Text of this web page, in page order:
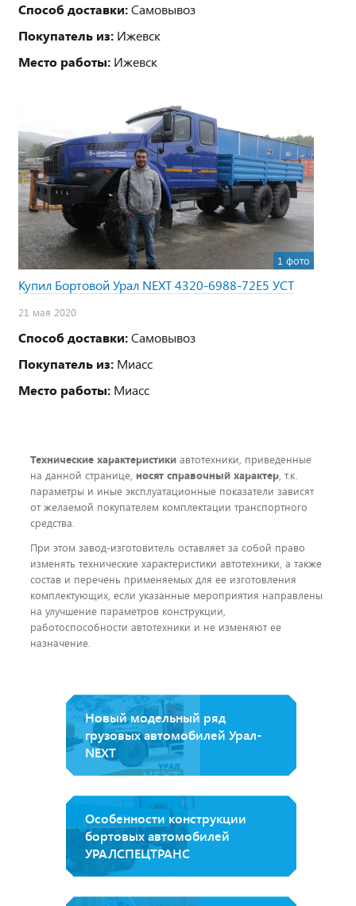
Способ доставки:Самовывоз
Покупатель из: Ижевск
Место работы: Ижевск
1 фото
Купил Бортовой Урал NEXT 4320-6988-72Е5 УСТ
21 мая 2020
Способ доставки:Самовывоз
Покупатель из: Миасс
Место работы: Миасс
Технические характеристики автотехники, приведенные
на данной странице, носят справочный характер, т.к.
параметры и иные эксплуатационные показатели зависят
от желаемой покупателем комплектации транспортного
средства.
При этом завод-изготовитель оставляет за собой право
изменять технические характеристики автотехники, а также
состав и перечень применяемых для ее изготовления
комплектующих, если указанные мероприятия направлены
на улучшение параметров конструкции,
работоспособности автотехники и не изменяют ее
назначение.
Новый модельный ряд
грузовых автомобилей Урал-
NEXT
Особенности конструкции
бортовых автомобилей
УРАЛСПЕЦТРАНС